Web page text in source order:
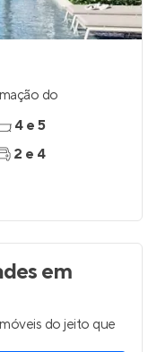
do
4 e 5
2 e 4
em
do jeito que